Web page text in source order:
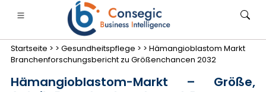
Startseite > > Gesundheitspflege > > Hämangioblastom Markt
Branchenforschungsbericht zu Größenchancen 2032
Hämangioblastom-Markt – Größe,